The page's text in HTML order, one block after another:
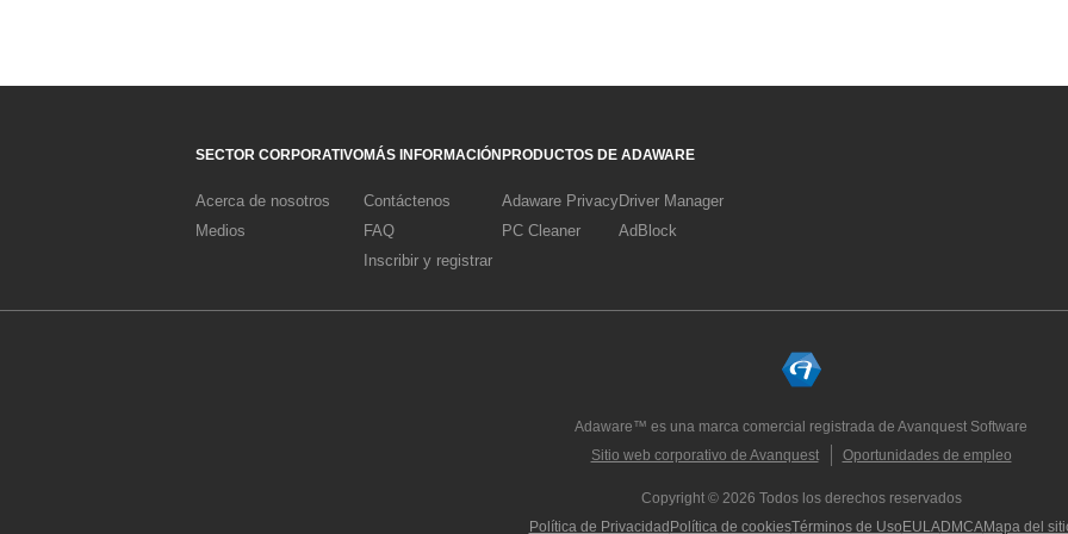
SECTOR CORPORATIVO
Acerca de nosotros
Medios
MÁS INFORMACIÓN
Contáctenos
FAQ
Inscribir y registrar
PRODUCTOS DE ADAWARE
Adaware Privacy
PC Cleaner
Driver Manager
AdBlock
Adaware™ es una marca comercial registrada de Avanquest Software
Sitio web corporativo de Avanquest
Oportunidades de empleo
Copyright © 2026 Todos los derechos reservados
Política de Privacidad Política de cookiesTérminos de Uso EULADMCAMapa del